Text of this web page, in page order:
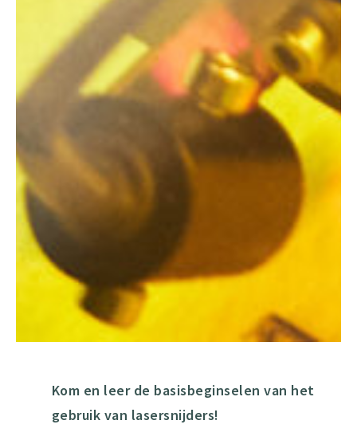
Kom en leer de basisbeginselen van het
gebruik van lasersnijders!